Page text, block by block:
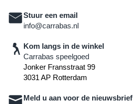
Stuur een email
info@carrabas.nl
Kom langs in de winkel
Carrabas speelgoed
Jonker Fransstraat 99
3031 AP Rotterdam
Meld u aan voor de nieuwsbrief